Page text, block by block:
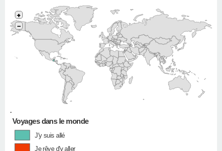
•
+
−
Voyages dans le monde
J'y suis allé
Je rêve d'y aller